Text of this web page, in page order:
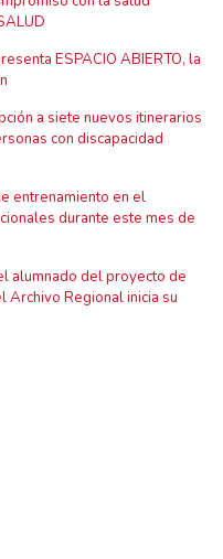
ESPACIO ABIERTO, la
a siete nuevos itinerarios
con discapacidad
entrenamiento en el
durante este mes de
alumnado del proyecto de
Archivo Regional inicia su